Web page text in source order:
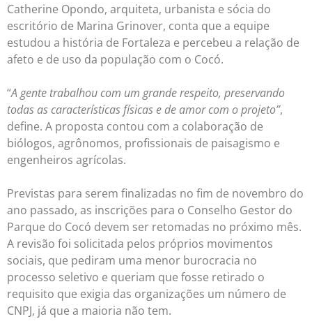
Catherine Opondo, arquiteta, urbanista e sócia do
escritório de Marina Grinover, conta que a equipe
estudou a história de Fortaleza e percebeu a relação de
afeto e de uso da população com o Cocó.
“A gente trabalhou com um grande respeito, preservando
todas as características físicas e de amor com o projeto”,
define. A proposta contou com a colaboração de
biólogos, agrônomos, profissionais de paisagismo e
engenheiros agrícolas.
Previstas para serem finalizadas no fim de novembro do
ano passado, as inscrições para o Conselho Gestor do
Parque do Cocó devem ser retomadas no próximo mês.
A revisão foi solicitada pelos próprios movimentos
sociais, que pediram uma menor burocracia no
processo seletivo e queriam que fosse retirado o
requisito que exigia das organizações um número de
CNPJ, já que a maioria não tem.